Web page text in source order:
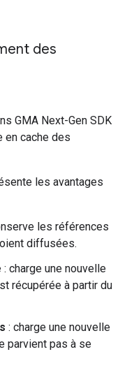
des
GMA Next-Gen SDK
en cache des
les avantages
les références
diffusées.
: charge une nouvelle
récupérée à partir du
: charge une nouvelle
parvient pas à se